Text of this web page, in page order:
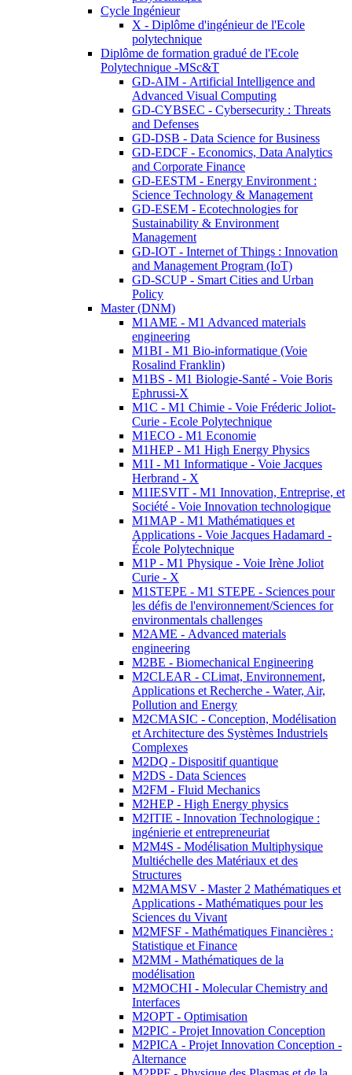
Cycle Ingénieur
X - Diplôme d'ingénieur de l'Ecole
polytechnique
Diplôme de formation gradué de l'Ecole
Polytechnique -MSc&T
GD-AIM - Artificial Intelligence and
Advanced Visual Computing
GD-CYBSEC - Cybersecurity : Threats
and Defenses
GD-DSB - Data Science for Business
GD-EDCF - Economics, Data Analytics
and Corporate Finance
GD-EESTM - Energy Environment :
Science Technology & Management
GD-ESEM - Ecotechnologies for
Sustainability & Environment
Management
GD-IOT - Internet of Things : Innovation
and Management Program (IoT)
GD-SCUP - Smart Cities and Urban
Policy
Master (DNM)
M1AME - M1 Advanced materials
engineering
M1BI - M1 Bio-informatique (Voie
Rosalind Franklin)
M1BS - M1 Biologie-Santé - Voie Boris
Ephrussi-X
M1C - M1 Chimie - Voie Fréderic Joliot-
Curie - Ecole Polytechnique
M1ECO - M1 Economie
M1HEP - M1 High Energy Physics
M1I - M1 Informatique - Voie Jacques
Herbrand - X
M1IESVIT - M1 Innovation, Entreprise, et
Société - Voie Innovation technologique
M1MAP - M1 Mathématiques et
Applications - Voie Jacques Hadamard -
École Polytechnique
M1P - M1 Physique - Voie Irène Joliot
Curie - X
M1STEPE - M1 STEPE - Sciences pour
les défis de l'environnement/Sciences for
environmentals challenges
M2AME - Advanced materials
engineering
M2BE - Biomechanical Engineering
M2CLEAR - CLimat, Environnement,
Applications et Recherche - Water, Air,
Pollution and Energy
M2CMASIC - Conception, Modélisation
et Architecture des Systèmes Industriels
Complexes
M2DQ - Dispositif quantique
M2DS - Data Sciences
M2FM - Fluid Mechanics
M2HEP - High Energy physics
M2ITIE - Innovation Technologique :
ingénierie et entrepreneuriat
M2M4S - Modélisation Multiphysique
Multiéchelle des Matériaux et des
Structures
M2MAMSV - Master 2 Mathématiques et
Applications - Mathématiques pour les
Sciences du Vivant
M2MFSF - Mathématiques Financières :
Statistique et Finance
M2MM - Mathématiques de la
modélisation
M2MOCHI - Molecular Chemistry and
Interfaces
M2OPT - Optimisation
M2PIC - Projet Innovation Conception
M2PICA - Projet Innovation Conception -
Alternance